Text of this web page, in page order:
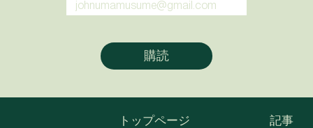
トップページ
記事